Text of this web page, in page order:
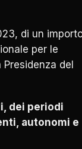
di un
per le
del
dei periodi
autonomi e